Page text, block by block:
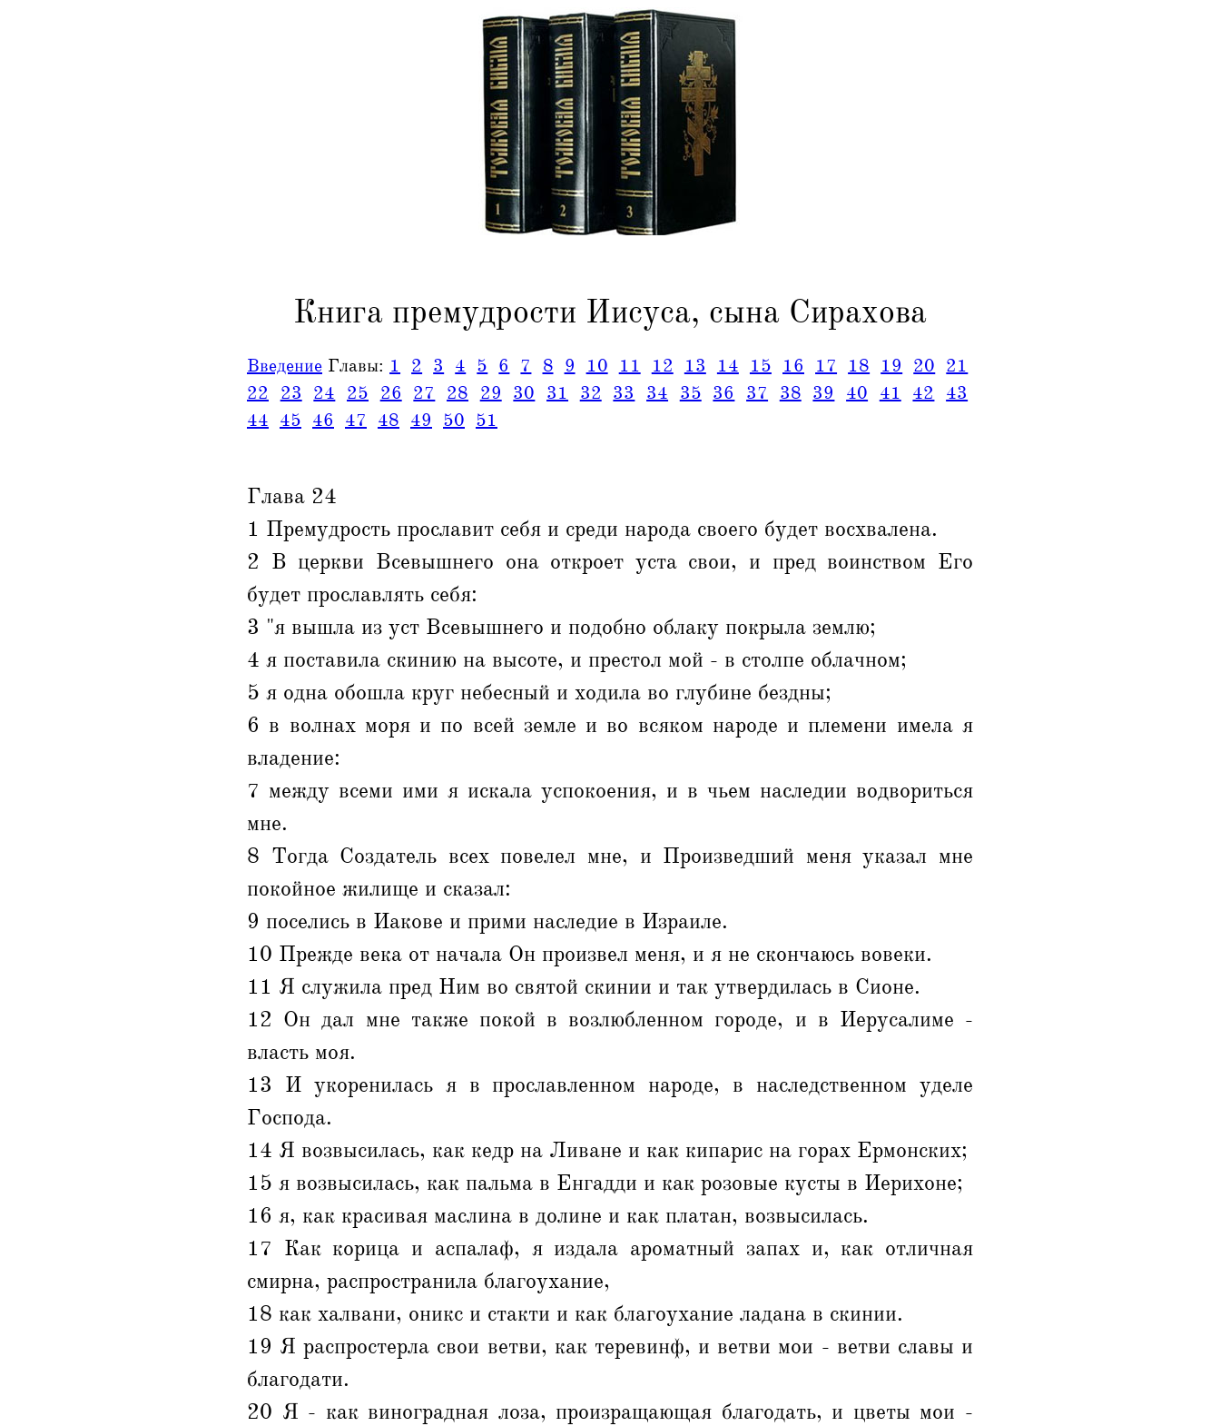
Книга премудрости Иисуса, сына Сирахова
Введение Главы: 1 2 3 4 5 6 7 8 9 10 11 12 13 14 15 16 17 18 19 20 21
22
23 24 25 26 27 28 29 30 31 32 33 34 35 36 37 38 39 40 41 42
43
44 45 46 47 48 49 50 51
Глава 24
1 Премудрость прославит себя и среди народа своего будет восхвалена.
2 В церкви Всевышнего она откроет уста свои, и пред воинством Его
будет прославлять себя:
3 "я вышла из уст Всевышнего и подобно облаку покрыла землю;
4 я поставила скинию на высоте, и престол мой - в столпе облачном;
5 я одна обошла круг небесный и ходила во глубине бездны;
6 в волнах моря и по всей земле и во всяком народе и племени имела я
владение:
7 между всеми ими я искала успокоения, и в чьем наследии водвориться
мне.
8 Тогда Создатель всех повелел мне, и Произведший меня указал мне
покойное жилище и сказал:
9 поселись в Иакове и прими наследие в Израиле.
10 Прежде века от начала Он произвел меня, и я не скончаюсь вовеки.
11 Я служила пред Ним во святой скинии и так утвердилась в Сионе.
12 Он дал мне также покой в возлюбленном городе, и в Иерусалиме -
власть моя.
13 И укоренилась я в прославленном народе, в наследственном уделе
Господа.
14 Я возвысилась, как кедр на Ливане и как кипарис на горах Ермонских;
15 я возвысилась, как пальма в Енгадди и как розовые кусты в Иерихоне;
16 я, как красивая маслина в долине и как платан, возвысилась.
17 Как корица и аспалаф, я издала ароматный запах и, как отличная
смирна, распространила благоухание,
18 как халвани, оникс и стакти и как благоухание ладана в скинии.
19 Я распростерла свои ветви, как теревинф, и ветви мои - ветви славы и
благодати.
20 Я - как виноградная лоза, произращающая благодать, и цветы мои -